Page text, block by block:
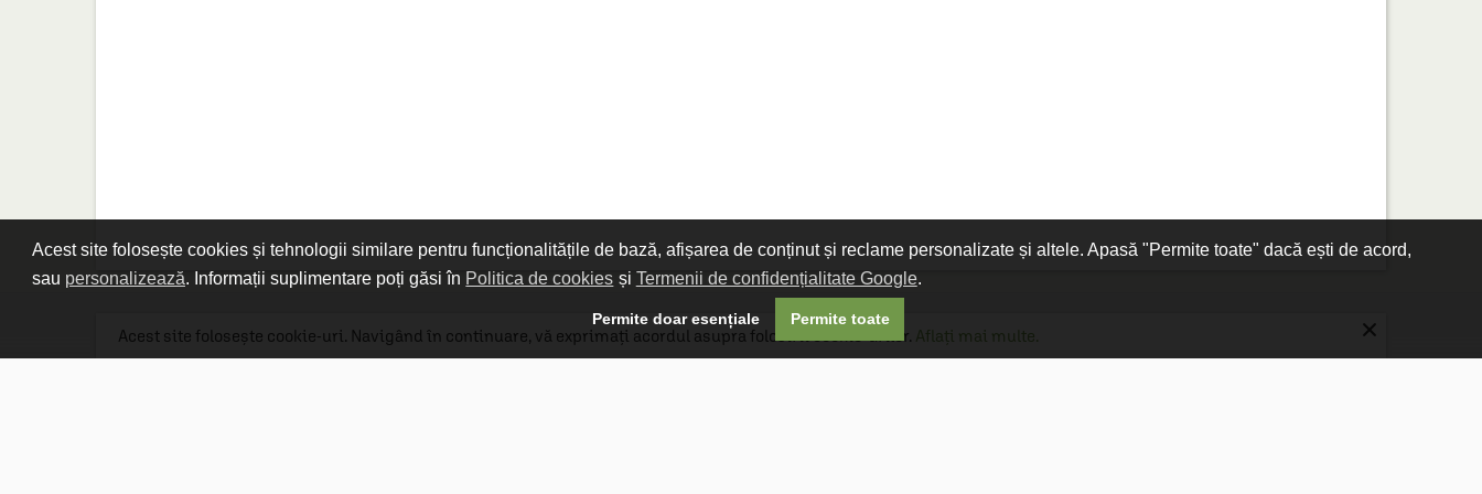
Acest site folosește cookies și tehnologii similare pentru funcționalitățile de bază, afișarea de conținut și reclame personalizate și altele. Apasă "Permite toate" dacă ești de acord,
sau personalizează. Informații suplimentare poți găsi în Politica de cookies și Termenii de confidențialitate Google.
Permite doar esențiale Permite toate
Linkuri utile  Livrare gratuită
Acest site folosește cookie-uri. Navigând în continuare, vă exprimați acordul asupra folosirii cookie-urilor. Aflați mai multe. ×